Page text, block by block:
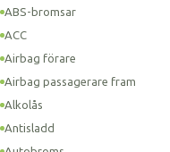
ABS-bromsar
ACC
Airbag förare
Airbag passagerare fram
Alkolås
Antisladd